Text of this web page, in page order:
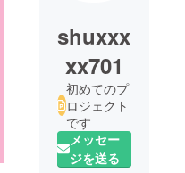
shuxxx
xx701
初めてのプ
ロジェクト
です
メッセー
ジを送る